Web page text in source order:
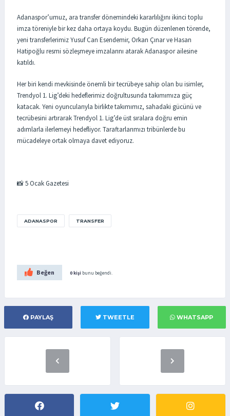
Adanaspor’umuz, ara transfer dönemindeki kararlılığını ikinci toplu
imza töreniyle bir kez daha ortaya koydu. Bugün düzenlenen törende,
yeni transferlerimiz Yusuf Can Esendemir, Orkan Çınar ve Hasan
Hatipoğlu resmi sözleşmeye imzalarını atarak Adanaspor ailesine
katıldı.
Her biri kendi mevkisinde önemli bir tecrübeye sahip olan bu isimler,
Trendyol 1. Lig’deki hedeflerimiz doğrultusunda takımımıza güç
katacak. Yeni oyuncularıyla birlikte takımımız, sahadaki gücünü ve
tecrübesini artırarak Trendyol 1. Lig’de üst sıralara doğru emin
adımlarla ilerlemeyi hedefliyor. Taraftarlarımızı tribünlerde bu
mücadeleye ortak olmaya davet ediyoruz.
📸 5 Ocak Gazetesi
ADANASPOR TRANSFER
Beğen 0 kişi bunu beğendi.
PAYLAŞ TWEETLE WHATSAPP